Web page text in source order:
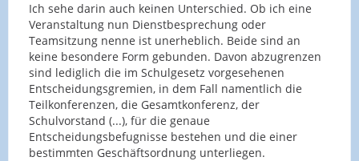
Ich sehe darin auch keinen Unterschied. Ob ich eine
Veranstaltung nun Dienstbesprechung oder
Teamsitzung nenne ist unerheblich. Beide sind an
keine besondere Form gebunden. Davon abzugrenzen
sind lediglich die im Schulgesetz vorgesehenen
Entscheidungsgremien, in dem Fall namentlich die
Teilkonferenzen, die Gesamtkonferenz, der
Schulvorstand (...), für die genaue
Entscheidungsbefugnisse bestehen und die einer
bestimmten Geschäftsordnung unterliegen.